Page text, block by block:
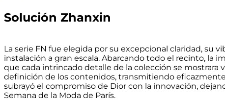
Solución Zhanxin
La serie FN fue elegida por su excepcional claridad, su
instalación a gran escala. Abarcando todo el recinto, la
que cada intrincado detalle de la colección se
definición de los contenidos, transmitiendo
subrayó el compromiso de Dior con la innovación,
Semana de la Moda de París.